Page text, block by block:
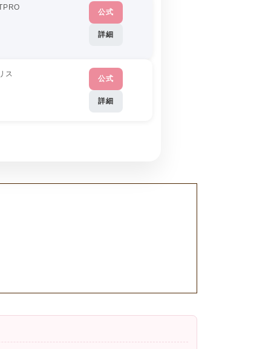
公式
詳細
ス
公式
詳細